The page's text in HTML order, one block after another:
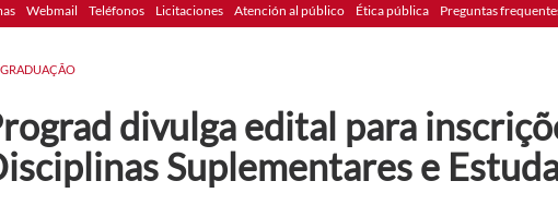
Webmail Teléfonos Licitaciones Atención al público Ética pública Preguntas
GRADUAÇÃO
divulga edital para
Suplementares e